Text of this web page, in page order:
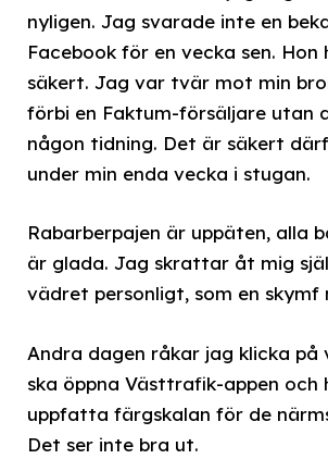
nyligen. Jag svarade inte en
Facebook för en vecka sen. Hon
säkert. Jag var tvär mot min
förbi en Faktum-försäljare utan
någon tidning. Det är säkert
under min enda vecka i stugan.
Rabarberpajen är uppäten, alla
är glada. Jag skrattar åt mig
vädret personligt, som en skymf
Andra dagen råkar jag klicka på
ska öppna Västtrafik-appen och
uppfatta färgskalan för de
Det ser inte bra ut.